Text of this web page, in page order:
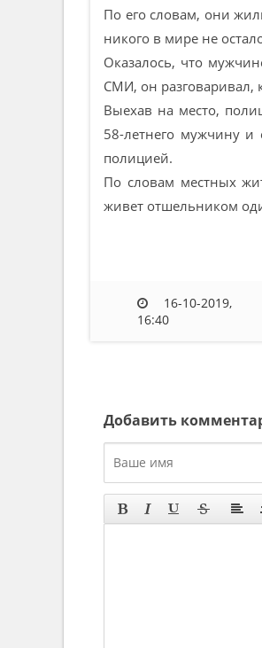
По его словам, они
никого в мире не
Оказалось, что
СМИ, он разговаривал,
Выехав на место,
58-летнего мужчину и
полицией.
По словам местных
живет отшельником
16-10-2019,
16:40
Добавить